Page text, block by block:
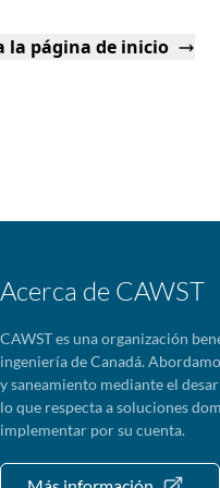
la página de inicio
Acerca de CAWST
CAWST es una organización
ingeniería de Canadá.
y saneamiento mediante el
lo que respecta a soluciones
implementar por su cuenta.